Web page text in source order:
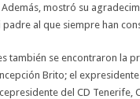
mostró su
padre al que siempre han
también se encontraron la
Brito; el
del CD